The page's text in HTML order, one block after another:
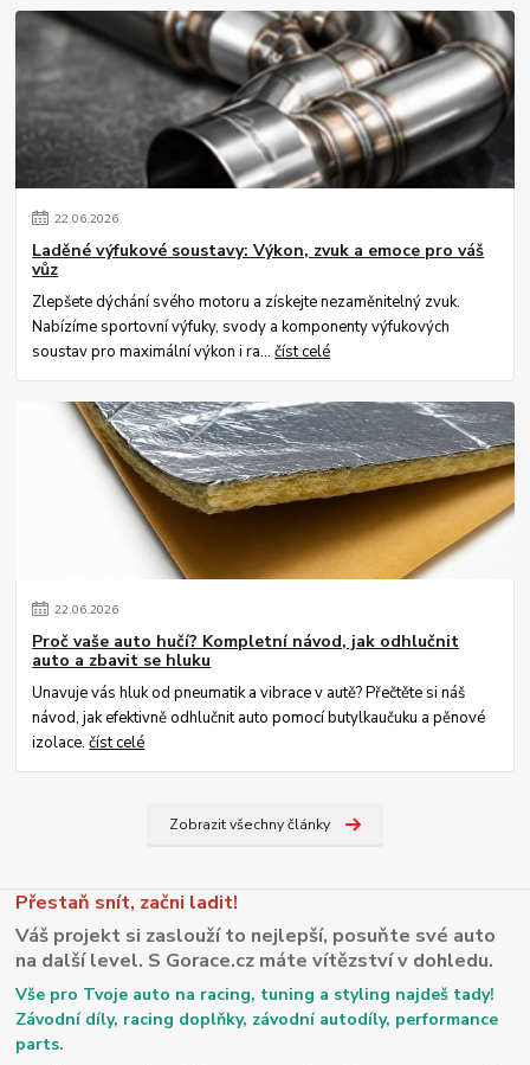
22.06.2026
Laděné výfukové soustavy: Výkon, zvuk a emoce pro váš
vůz
Zlepšete dýchání svého motoru a získejte nezaměnitelný zvuk.
Nabízíme sportovní výfuky, svody a komponenty výfukových
soustav pro maximální výkon i ra...číst celé
22.06.2026
Proč vaše auto hučí? Kompletní návod, jak odhlučnit
auto a zbavit se hluku
Unavuje vás hluk od pneumatik a vibrace v autě? Přečtěte si náš
návod, jak efektivně odhlučnit auto pomocí butylkaučuku a pěnové
izolace.číst celé
Zobrazit všechny články
Přestaň snít, začni ladit!
Váš projekt si zaslouží to nejlepší, posuňte své auto
na další level. S Gorace.cz máte vítězství v dohledu.
Vše pro Tvoje auto na racing, tuning a styling najdeš tady!
Závodní díly, racing doplňky, závodní autodíly, performance
parts.